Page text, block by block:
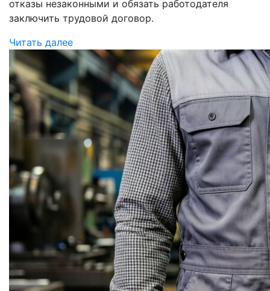
отказы незаконными и обязать работодателя
заключить трудовой договор.
Читать далее